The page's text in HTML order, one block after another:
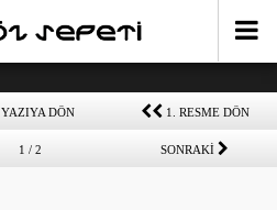
YAZIYA DÖN 1. RESME DÖN
1 / 2 SONRAKİ